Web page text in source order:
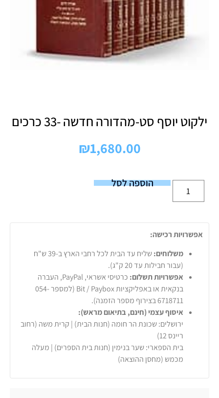
ילקוט יוסף סט-מהדורה חדשה -33 כרכים
₪1,680.00
הוספה לסל
אפשרויות רכישה:
משלוחים:
שליח עד הבית לכל רחבי הארץ ב-39 ש"ח
(עבור חבילות עד 20 ק"ג).
אפשרויות תשלום:
כרטיסי אשראי, PayPal, העברה
בנקאית או באפליקציות Bit / Paybox (למספר 054-
6718711 בצירוף מספר הזמנה).
איסוף עצמי (חינם, בתיאום מראש):
ירושלים: שכונת הר חומה (חנות הבית) | קרית משה (רחוב
ריינס 12)
בית הספארי: שער בנימין (חנות בית הספרים) | מעלה
מכמש (מחסן ההוצאה)